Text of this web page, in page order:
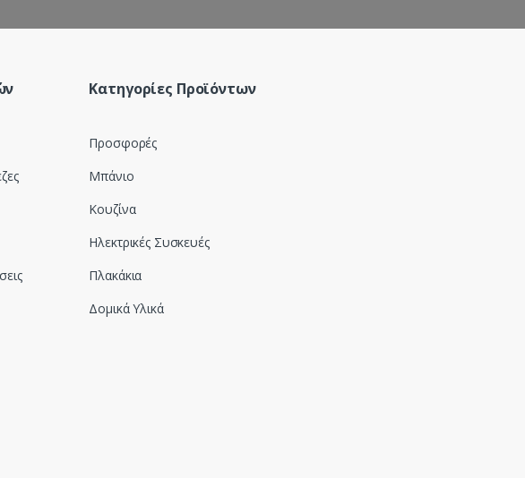
Κατηγορίες Προϊόντων
Προσφορές
Μπάνιο
Κουζίνα
Ηλεκτρικές Συσκευές
Πλακάκια
Δομικά Υλικά